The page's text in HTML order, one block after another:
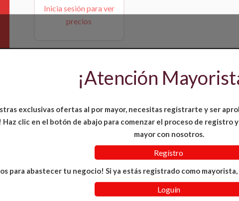
Inicia sesión para ver
precios
¡Atención
exclusivas ofertas al por mayor, necesitas registrarte y ser
Haz clic en el botón de abajo para comenzar el proceso de registro
mayor con nosotros.
Regístro
para abastecer tu negocio! Si ya estás registrado como
Loguín